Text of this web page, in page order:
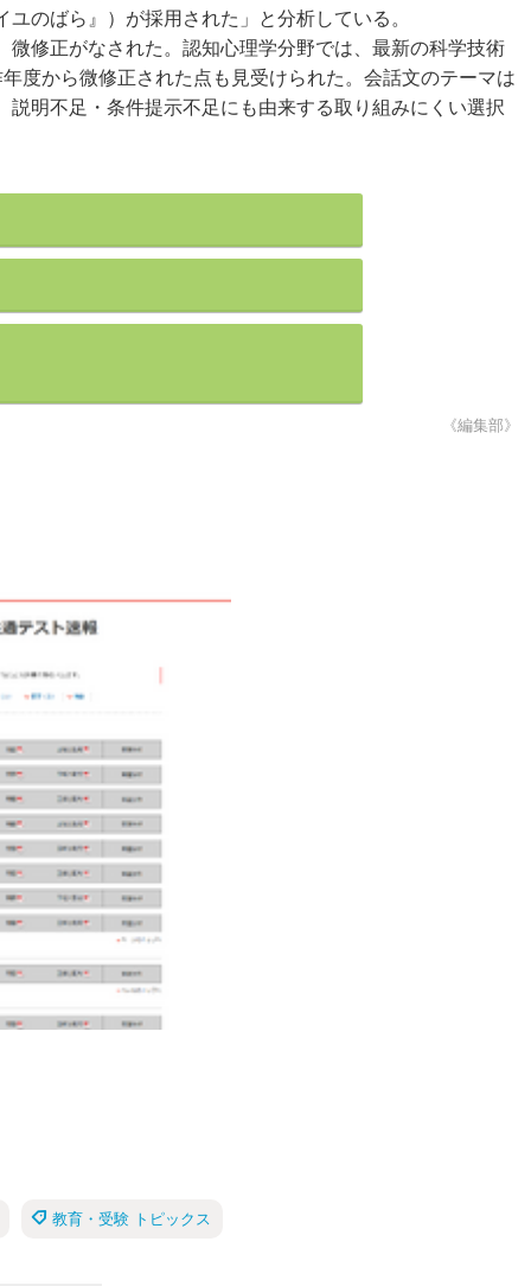
のばら』）が採用された」と分析している。
修正がなされた。認知心理学分野では、最新の科学技術
度から微修正された点も見受けられた。会話文のテーマは
明不足・条件提示不足にも由来する取り組みにくい選択
《編集部》
教育・受験 トピックス